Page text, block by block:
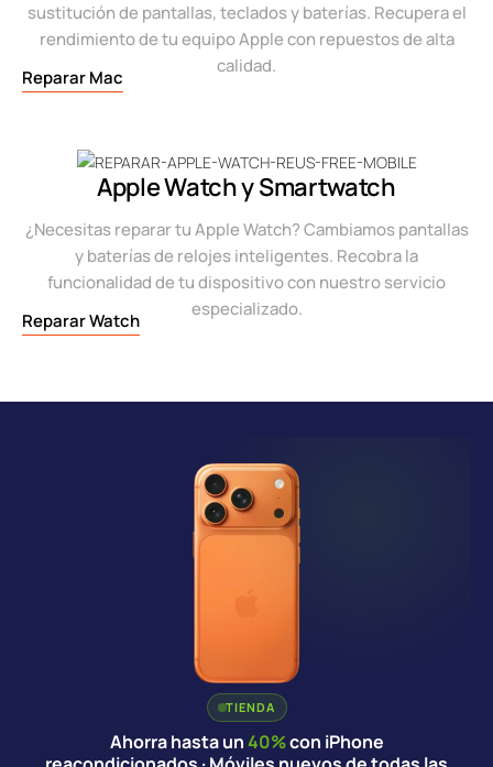
sustitución de pantallas, teclados y baterías. Recupera el
rendimiento de tu equipo Apple con repuestos de alta
calidad.
Reparar Mac
Apple Watch y Smartwatch
¿Necesitas reparar tu Apple Watch? Cambiamos pantallas
y baterías de relojes inteligentes. Recobra la
funcionalidad de tu dispositivo con nuestro servicio
especializado.
Reparar Watch
TIENDA
Ahorra hasta un40%con iPhone